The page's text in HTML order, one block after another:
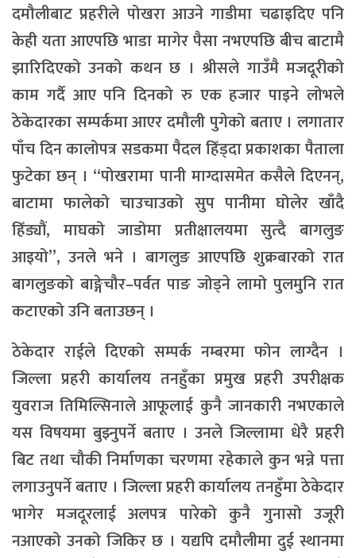
दमौलीबाट प्रहरीले पोखरा आउने गाडीमा चढाइदिए पनि
केही यता आएपछि भाडा मागेर पैसा नभएपछि बीच बाटामै
झारिदिएको उनको कथन छ । श्रीसले गाउँमै मजदूरीको
काम गर्दै आए पनि दिनको रु एक हजार पाइने लोभले
ठेकेदारका सम्पर्कमा आएर दमौली पुगेको बताए । लगातार
पाँच दिन कालोपत्र सडकमा पैदल हिँड्दा प्रकाशका पैताला
फुटेका छन् । “पोखरामा पानी माग्दासमेत कसैले दिएनन्,
बाटामा फालेको चाउचाउको सुप पानीमा घोलेर खाँदै
हिँड्यौं, माघको जाडोमा प्रतीक्षालयमा सुत्दै बागलुङ
आइयो”, उनले भने । बागलुङ आएपछि शुक्रबारको रात
बागलुङको बाङ्गेचौर–पर्वत पाङ जोड्ने लामो पुलमुनि रात
कटाएको उनि बताउछन् ।
ठेकेदार राईले दिएको सम्पर्क नम्बरमा फोन लाग्दैन ।
जिल्ला प्रहरी कार्यालय तनहुँका प्रमुख प्रहरी उपरीक्षक
युवराज तिमिल्सिनाले आफूलाई कुनै जानकारी नभएकाले
यस विषयमा बुझ्नुपर्ने बताए । उनले जिल्लामा धेरै प्रहरी
बिट तथा चौकी निर्माणका चरणमा रहेकाले कुन भन्ने पत्ता
लगाउनुपर्ने बताए । जिल्ला प्रहरी कार्यालय तनहुँमा ठेकेदार
भागेर मजदूरलाई अलपत्र पारेको कुनै गुनासो उजूरी
नआएको उनको जिकिर छ । यद्यपि दमौलीमा दुई स्थानमा